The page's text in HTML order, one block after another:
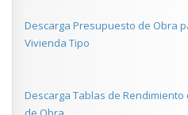
Descarga Presupuesto de Obra
Vivienda Tipo
Descarga Tablas de Rendimiento